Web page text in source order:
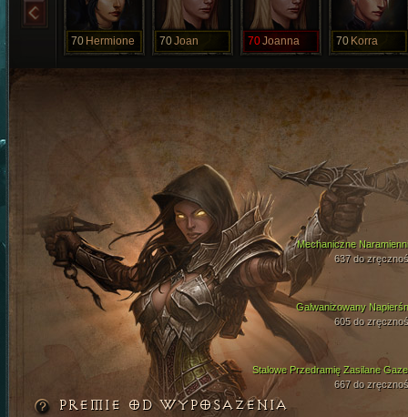
70 Hermione 70Joan 70Joanna 70 Korra
Galwanizowany
605 do
Stalowe Przedramię Zasilane
667 do
Mechaniczne
637 do
PREMIE OD WYPOSAŻENIA